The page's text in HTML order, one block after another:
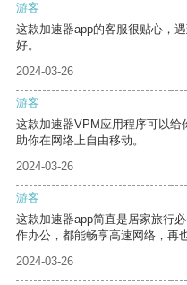
游客
这款加速器app的客服很贴心，
好。
2024-03-26
游客
这款加速器VPM应用程序可以
助你在网络上自由移动。
2024-03-26
游客
这款加速器app简直是居家旅行
作办公，都能畅享高速网络，再
2024-03-26